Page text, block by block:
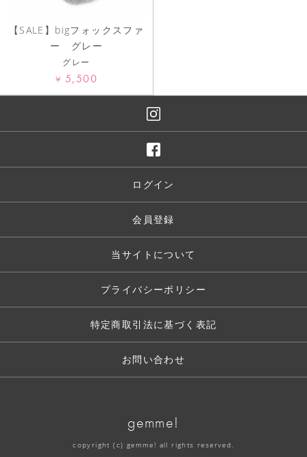
【SALE】bigフォックスファ
ー グレー
グレー
¥ 5,500
ログイン
会員登録
当サイトについて
プライバシーポリシー
特定商取引法に基づく表記
お問い合わせ
gemme!
copyright (c) gemme! all rights reserved.